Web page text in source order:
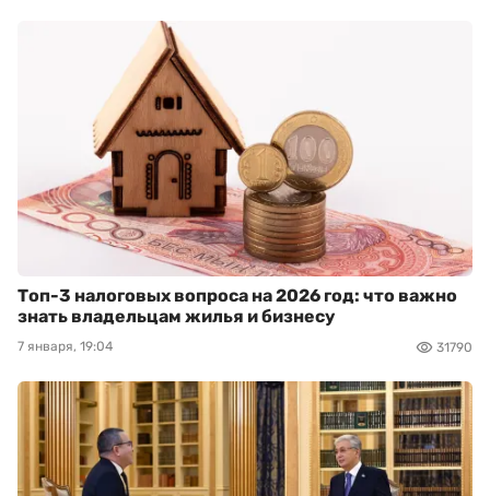
Топ-3 налоговых вопроса на 2026 год: что важно
знать владельцам жилья и бизнесу
7 января, 19:04 31790